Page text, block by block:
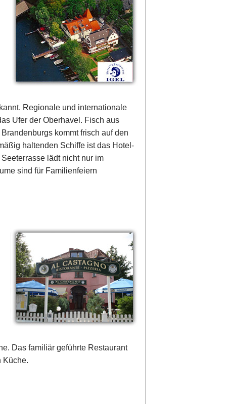
Regionale und internationale
Ufer der Oberhavel. Fisch aus
kommt frisch auf den
haltenden Schiffe ist das Hotel-
lädt nicht nur im
sind für Familienfeiern
Das familiär geführte Restaurant
Küche.